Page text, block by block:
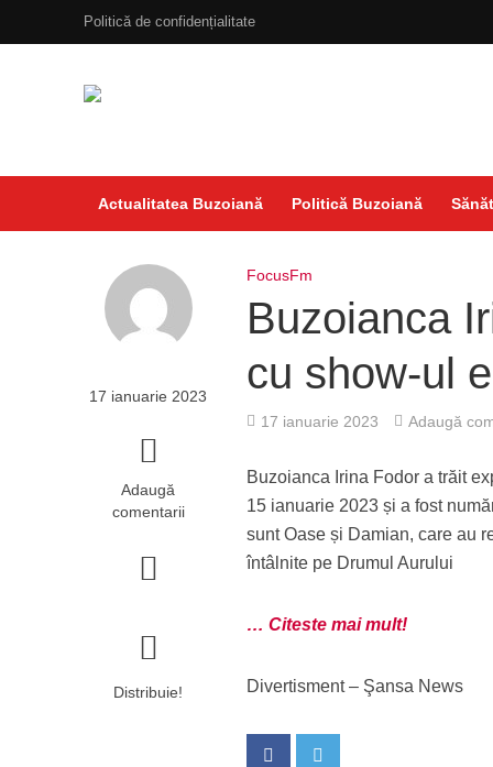
Politică de confidențialitate
Actualitatea Buzoiană Politică Buzoiană
17 ianuarie 2023
Adaugă
comentarii
Distribuie!
FocusFm
Buzoianca
cu show-ul
17 ianuarie 2023 Adaugă
Buzoianca Irina Fodor a trăit
15 ianuarie 2023 și a fost
sunt Oase și Damian, care au
întâlnite pe Drumul Aurului
… Citeste mai mult!
Divertisment – Şansa News